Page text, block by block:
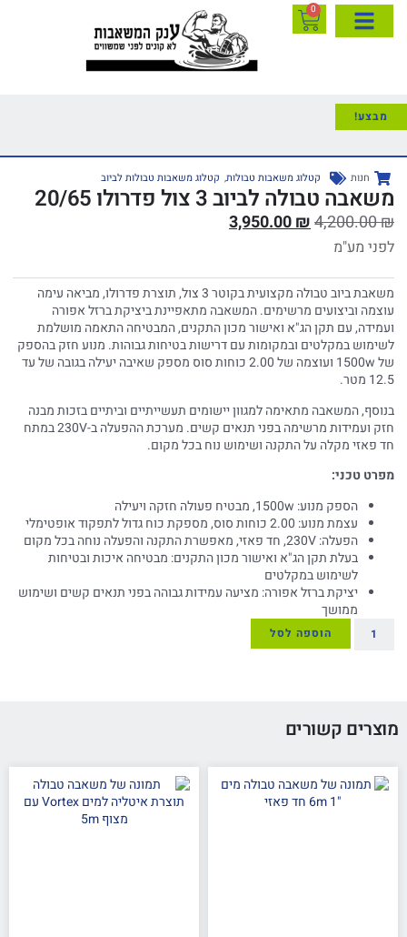
0
מבצע!
חנות קטלוג משאבות טבולות, קטלוג משאבות טבולות לביוב
משאבה טבולה לביוב 3 צול פדרולו 20/65
4,200.00₪
3,950.00₪
לפני מע"מ
משאבת ביוב טבולה מקצועית בקוטר 3 צול, תוצרת פדרולו, מביאה עימה
עוצמה וביצועים מרשימים. המשאבה מתאפיינת ביציקת ברזל אפורה
ועמידה, עם תקן הג"א ואישור מכון התקנים, המבטיחה התאמה מושלמת
לשימוש במקלטים ובמקומות עם דרישות בטיחות גבוהות. מנוע חזק בהספק
של 1500w ועוצמה של 2.00 כוחות סוס מספק שאיבה יעילה בגובה של עד
12.5 מטר.
בנוסף, המשאבה מתאימה למגוון יישומים תעשייתיים וביתיים בזכות מבנה
חזק ועמידות מרשימה בפני תנאים קשים. מערכת ההפעלה ב-230V במתח
חד פאזי מקלה על התקנה ושימוש נוח בכל מקום.
מפרט טכני:
הספק מנוע: 1500w, מבטיח פעולה חזקה ויעילה
עצמת מנוע: 2.00 כוחות סוס, מספקת כוח גדול לתפקוד אופטימלי
הפעלה: 230V, חד פאזי, מאפשרת התקנה והפעלה נוחה בכל מקום
בעלת תקן הג"א ואישור מכון התקנים: מבטיחה איכות ובטיחות
לשימוש במקלטים
יציקת ברזל אפורה: מציעה עמידות גבוהה בפני תנאים קשים ושימוש
ממושך
הוספה לסל
מוצרים קשורים